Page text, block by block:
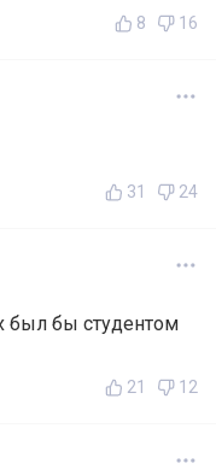
8 16
31 24
был бы студентом
21 12